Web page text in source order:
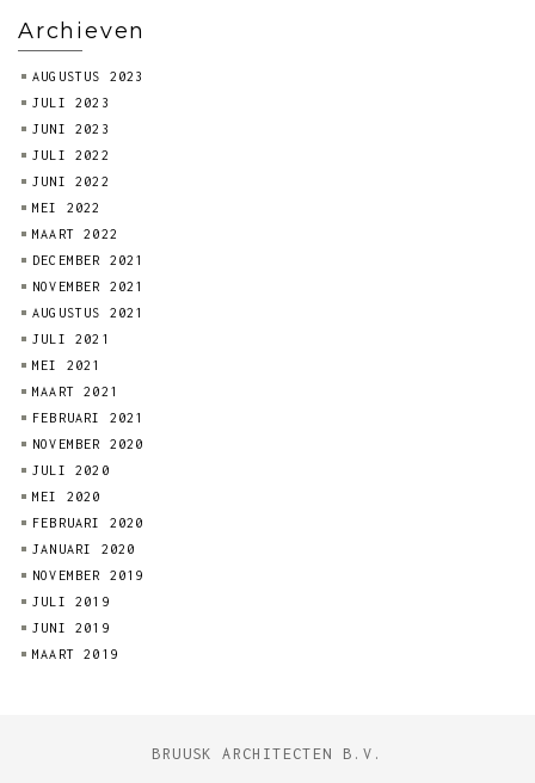
Archieven
AUGUSTUS 2023
JULI 2023
JUNI 2023
JULI 2022
JUNI 2022
MEI 2022
MAART 2022
DECEMBER 2021
NOVEMBER 2021
AUGUSTUS 2021
JULI 2021
MEI 2021
MAART 2021
FEBRUARI 2021
NOVEMBER 2020
JULI 2020
MEI 2020
FEBRUARI 2020
JANUARI 2020
NOVEMBER 2019
JULI 2019
JUNI 2019
MAART 2019
BRUUSK ARCHITECTEN B.V.